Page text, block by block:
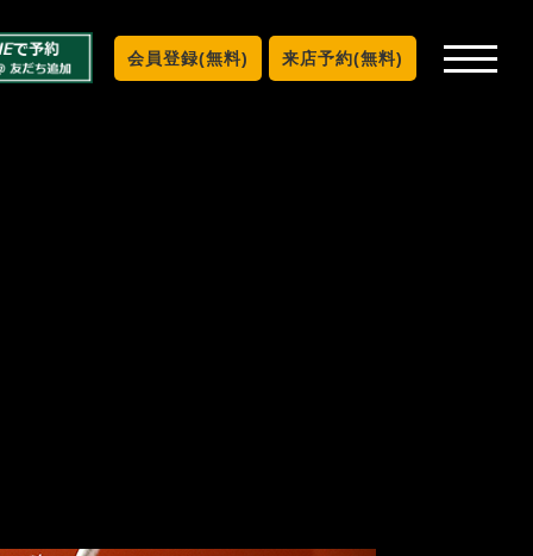
会員登録(無料) 来店予約(無料)